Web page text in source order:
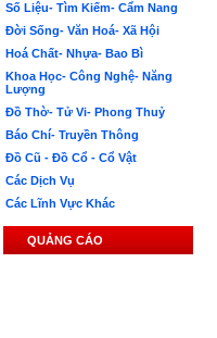
Số Liệu- Tìm Kiếm- Cẩm Nang
Đời Sống- Văn Hoá- Xã Hội
Hoá Chất- Nhựa- Bao Bì
Khoa Học- Công Nghệ- Năng
Lượng
Đồ Thờ- Tử Vi- Phong Thuỷ
Báo Chí- Truyền Thông
Đồ Cũ - Đồ Cổ - Cổ Vật
Các Dịch Vụ
Các Lĩnh Vực Khác
QUẢNG CÁO